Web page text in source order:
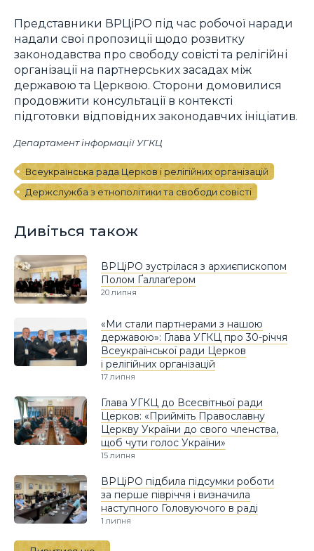
Представники ВРЦіРО під час робочої наради
надали свої пропозиції щодо розвитку
законодавства про свободу совісті та релігійні
організації на партнерських засадах між
державою та Церквою. Сторони домовилися
продовжити консультації в контексті
підготовки відповідних законодавчих ініціатив.
Департамент інформації УГКЦ
Всеукраїнська рада Церков і релігійних організацій
Держслужба з етнополітики та свободи совісті
Дивіться також
ВРЦіРО зустрілася з архиєпископом
Полом Ґаллаґером
20 липня
«Ми стали партнерами з нашою
державою»: Глава УГКЦ про 30-річчя
Всеукраїнської ради Церков
і релігійних організацій
17 липня
Глава УГКЦ до Всесвітньої ради
Церков: «Прийміть Православну
Церкву України до свого членства,
щоб чути голос України»
15 липня
ВРЦіРО підбила підсумки роботи
за перше півріччя і визначила
наступного Головуючого в раді
1 липня